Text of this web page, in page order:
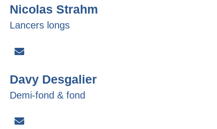
Nicolas Strahm
Lancers longs
Davy Desgalier
Demi-fond & fond